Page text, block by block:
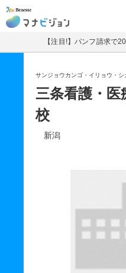
マナビジョン
【注目!】パンフ請求で
サンジョウカンゴ・イリョウ・
三条看護・医
校
新潟